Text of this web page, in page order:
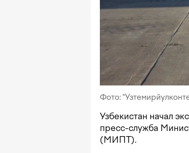
Фото:
Узбекистан начал
пресс-служба
(МИПТ).